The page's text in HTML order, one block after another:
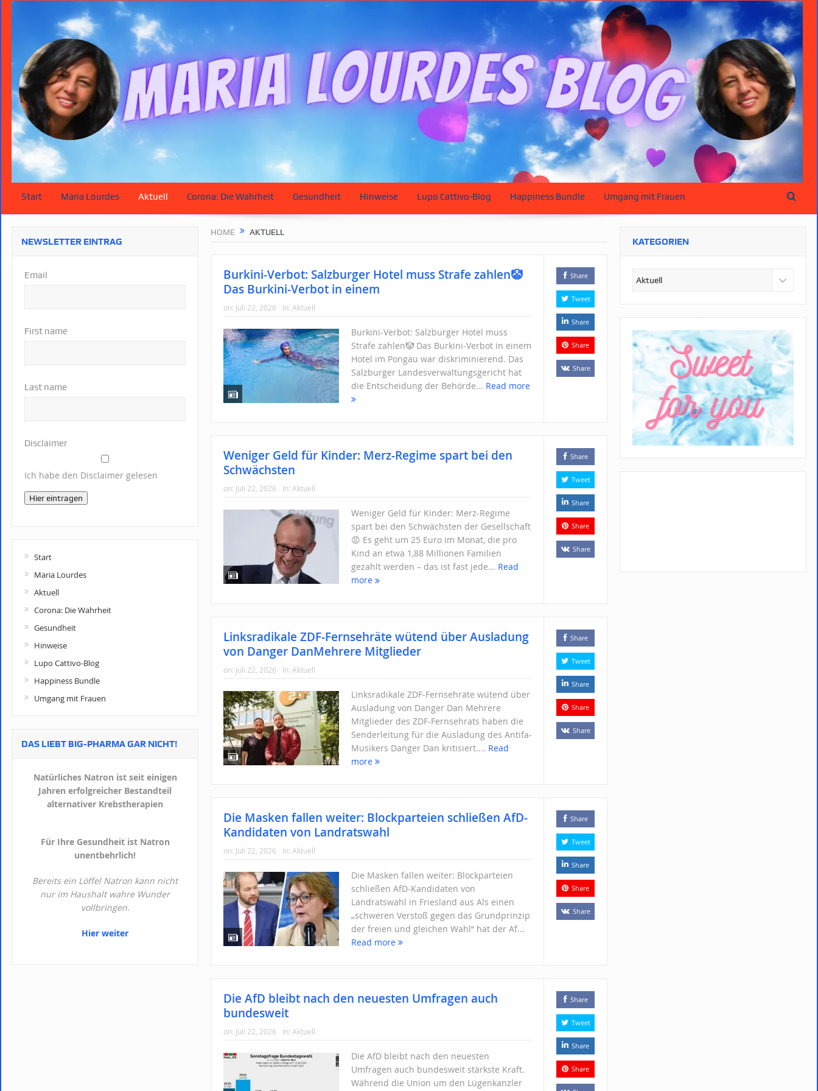
Start Maria Lourdes Aktuell Corona: Die Wahrheit Gesundheit Hinweise Lupo Cattivo-Blog Happiness Bundle Umgang mit Frauen
HOME AKTUELL
Burkini-Verbot: Salzburger Hotel muss Strafe zahlen🤡
Das Burkini-Verbot in einem
on: Juli 22, 2026 In: Aktuell
Burkini-Verbot: Salzburger Hotel muss
Strafe zahlen🤡 Das Burkini-Verbot in einem
Hotel im Pongau war diskriminierend. Das
Salzburger Landesverwaltungsgericht hat
die Entscheidung der Behörde... Read more
Share
Tweet
Share
Share
Share
Weniger Geld für Kinder: Merz-Regime spart bei den
Schwächsten
on: Juli 22, 2026 In: Aktuell
Weniger Geld für Kinder: Merz-Regime
spart bei den Schwächsten der Gesellschaft
😡 Es geht um 25 Euro im Monat, die pro
Kind an etwa 1,88 Millionen Familien
gezahlt werden – das ist fast jede... Read
more
Share
Tweet
Share
Share
Share
Linksradikale ZDF-Fernsehräte wütend über Ausladung
von Danger DanMehrere Mitglieder
on: Juli 22, 2026 In: Aktuell
Linksradikale ZDF-Fernsehräte wütend über
Ausladung von Danger Dan Mehrere
Mitglieder des ZDF-Fernsehrats haben die
Senderleitung für die Ausladung des Antifa-
Musikers Danger Dan kritisiert.... Read
more
Share
Tweet
Share
Share
Share
Die Masken fallen weiter: Blockparteien schließen AfD-
Kandidaten von Landratswahl
on: Juli 22, 2026 In: Aktuell
Die Masken fallen weiter: Blockparteien
schließen AfD-Kandidaten von
Landratswahl in Friesland aus Als einen
„schweren Verstoß gegen das Grundprinzip
der freien und gleichen Wahl“ hat der Af...
Read more
Share
Tweet
Share
Share
Share
Die AfD bleibt nach den neuesten Umfragen auch
bundesweit
on: Juli 22, 2026 In: Aktuell
Die AfD bleibt nach den neuesten
Umfragen auch bundesweit stärkste Kraft.
Während die Union um den Lügenkanzler
Share
Tweet
Share
Share
NEWSLETTER EINTRAG
Email
First name
Last name
Disclaimer
Ich habe den Disclaimer gelesen
Hier eintragen
Start
Maria Lourdes
Aktuell
Corona: Die Wahrheit
Gesundheit
Hinweise
Lupo Cattivo-Blog
Happiness Bundle
Umgang mit Frauen
DAS LIEBT BIG-PHARMA GAR NICHT!
Natürliches Natron ist seit einigen
Jahren erfolgreicher Bestandteil
alternativer Krebstherapien
Für Ihre Gesundheit ist Natron
unentbehrlich!
Bereits ein Löffel Natron kann nicht
nur im Haushalt wahre Wunder
vollbringen.
Hier weiter
KATEGORIEN
Kategorien